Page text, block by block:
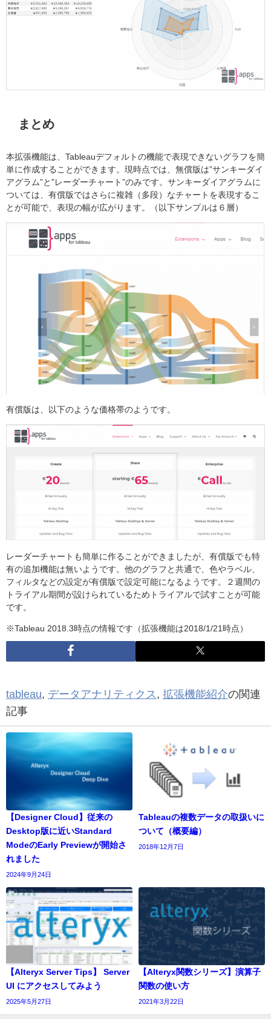
まとめ
本拡張機能は、Tableauデフォルトの機能で表現できないグラフを簡
単に作成することができます。現時点では、無償版は”サンキーダイ
アグラム”と”レーダーチャート”のみです。サンキーダイアグラムに
ついては、有償版ではさらに複雑（多段）なチャートを表現するこ
とが可能で、表現の幅が広がります。（以下サンプルは６層）
有償版は、以下のような価格帯のようです。
レーダーチャートも簡単に作ることができましたが、有償版でも特
有の追加機能は無いようです。他のグラフと共通で、色やラベル、
フィルタなどの設定が有償版で設定可能になるようです。２週間の
トライアル期間が設けられているためトライアルで試すことが可能
です。
※Tableau 2018.3時点の情報です（拡張機能は2018/1/21時点）
tableau, データアナリティクス , 拡張機能紹介の関連
記事
【Designer Cloud】従来の
Desktop版に近いStandard
ModeのEarly Previewが開始さ
れました
2024年9月24日
Tableauの複数データの取扱いに
ついて（概要編）
2018年12月7日
【Alteryx Server Tips】 Server
UI にアクセスしてみよう
2025年5月27日
【Alteryx関数シリーズ】演算子
関数の使い方
2021年3月22日